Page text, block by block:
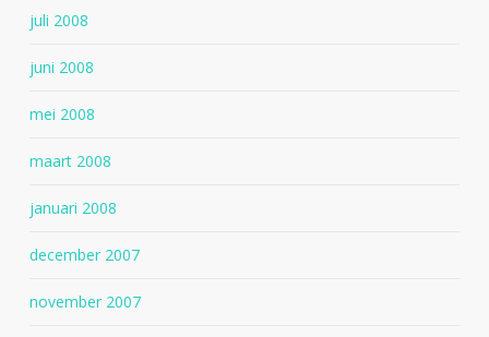
juli 2008
juni 2008
mei 2008
maart 2008
januari 2008
december 2007
november 2007